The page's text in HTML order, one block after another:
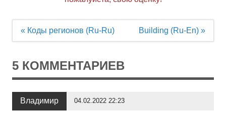
Навигация
« Коды регионов (Ru-Ru) Building (Ru-En) »
5 КОММЕНТАРИЕВ
Владимир 04.02.2022 22:23